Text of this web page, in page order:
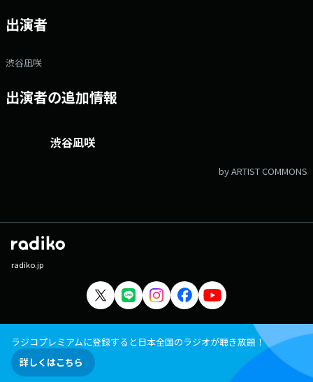
出演者
渋谷凪咲
出演者の追加情報
渋谷凪咲
by ARTIST COMMONS
radiko.jp
ラジコプレミアムに登録すると日本全国のラジオが聴き放題！
詳しくはこちら